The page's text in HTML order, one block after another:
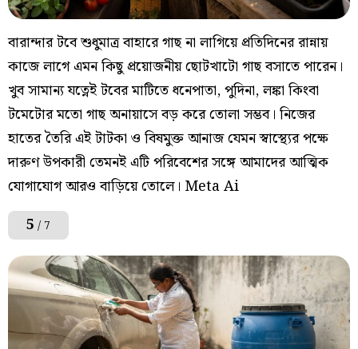
বারান্দার টবে শুধুমাত্র বাহারে গাছ না লাগিয়ে প্রতিদিনের রান্নায়
কাজে লাগে এমন কিছু প্রয়োজনীয় ছোটখাটো গাছ বসাতে পারেন।
খুব সামান্য যত্নেই টবের মাটিতে ধনেপাতা, পুদিনা, লঙ্কা কিংবা
টমেটোর মতো গাছ অনায়াসে বড় করে তোলা সম্ভব। নিজের
হাতের তৈরি এই টাটকা ও বিষমুক্ত আনাজ যেমন স্বাস্থ্যের পক্ষে
দারুণ উপকারী তেমনই এটি পরিবেশের সঙ্গে আমাদের আত্মিক
যোগাযোগ আরও বাড়িয়ে তোলে। Meta Ai
5 / 7